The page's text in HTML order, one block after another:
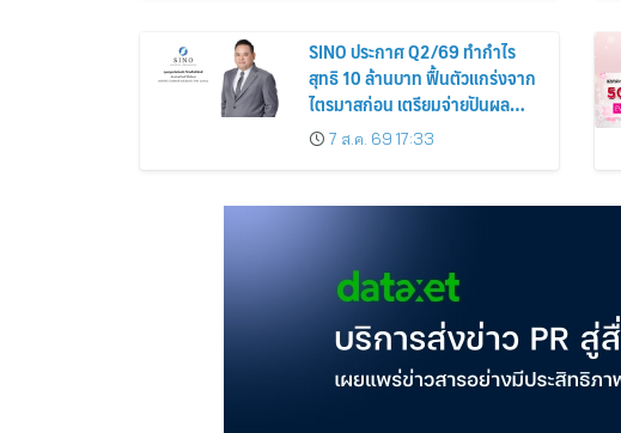
SINO ประกาศ Q2/69 ทำกำไร
สุทธิ 10 ล้านบาท ฟื้นตัวแกร่งจาก
ไตรมาสก่อน เตรียมจ่ายปันผล
ระหว่างกาล 0.014423 บาทต่อหุ้น
ครึ่งปีหลังมุ่งเติบโตต่อเนื่อง
7 ส.ค. 69 17:33